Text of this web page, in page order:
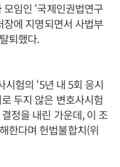
임인 ‘국제인권법연구
장에 지명되면서 사법부
퇴했다.
험의 ‘5년 내 5회 응시
두지 않은 변호사시험
정을 내린 가운데, 이 조
한다며 헌법불합치(위